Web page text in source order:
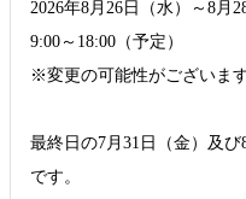
2026年8月26日（水）～8月
9:00～18:00（予定）
※変更の可能性がございま
最終日の7月31日（金）及
です。